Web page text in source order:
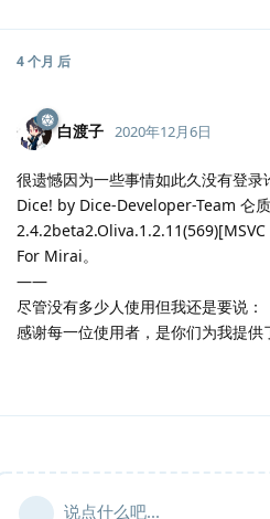
4 个月 后
白渡子 2020年12月6日
很遗憾因为一些事情如此久没有登录
Dice! by Dice-Developer-Team 仑
For Mirai。
——
尽管没有多少人使用但我还是要说：
感谢每一位使用者，是你们为我提供
说点什么吧...